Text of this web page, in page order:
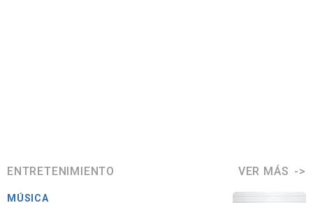
ENTRETENIMIENTO VER MÁS
MÚSICA